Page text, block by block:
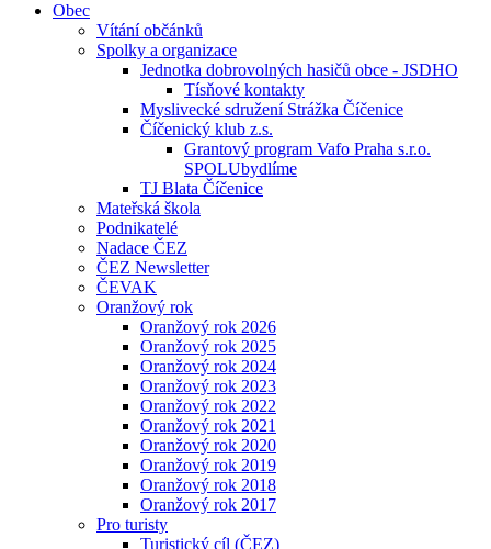
Obec
Vítání občánků
Spolky a organizace
Jednotka dobrovolných hasičů obce - JSDHO
Tísňové kontakty
Myslivecké sdružení Strážka Číčenice
Číčenický klub z.s.
Grantový program Vafo Praha s.r.o.
SPOLUbydlíme
TJ Blata Číčenice
Mateřská škola
Podnikatelé
Nadace ČEZ
ČEZ Newsletter
ČEVAK
Oranžový rok
Oranžový rok 2026
Oranžový rok 2025
Oranžový rok 2024
Oranžový rok 2023
Oranžový rok 2022
Oranžový rok 2021
Oranžový rok 2020
Oranžový rok 2019
Oranžový rok 2018
Oranžový rok 2017
Pro turisty
Turistický cíl (ČEZ)